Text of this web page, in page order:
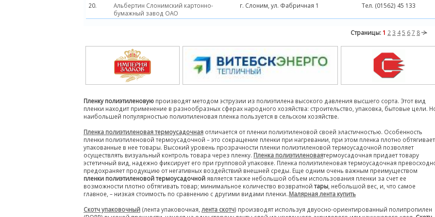
20.
Альбертин Слонимский картонно-
бумажный завод ОАО
г. Слоним, ул. Фабричная 1 Тел. (01562) 45 133
Страницы: 1 2 3 45 67 8
Пленку полиэтиленовую производят методом эструзии из полиэтилена высокого давления высшего сорта. Этот вид
пленки находит применение в разнообразных сферах народного хозяйства: строительство, упаковка, бытовые цели.
наибольшей популярностью полиэтиленовая пленка пользуется в сельском хозяйстве.
Пленка полиэтиленовая термоусадочная отличается от пленки полиэтиленовой своей эластичностью. Особенность
пленки полиэтиленовой термоусадочной – это сокращение пленки при нагревании, при этом пленка плотно обтягивает
упакованные в нее товары. Высокий уровень прозрачности пленки полиэтиленовой термоусадочной позволяет
осуществлять визуальный контроль товара через пленку. Пленка полиэтиленоваятермоусадочная придает товару
эстетичный вид, надежно фиксирует его при групповой упаковке. Пленка полиэтиленовая термоусадочная
предохраняет продукцию от негативных воздействий внешней среды. Еще одним очень важным преимуществом
пленки полиэтиленовой термоусадочной является также небольшой объем использования пленки за счет ее
возможности плотно обтягивать товар; минимальное количество возвратной тары , небольшой вес, и, что самое
главное, – низкая стоимость по сравнению с другими видами пленки..Малярная лента купить
Скотч упаковочный (лента упаковочная, лента скотч) производят используя двуосно-ориентированный полипропилен